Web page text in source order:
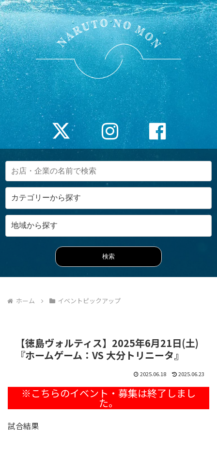
ホーム イベントピックアップ
【徳島ヴォルティス】2025年6月21日(土)
『ホームゲーム：VS 大分トリニータ』
2025.06.18 2025.06.23
試合結果